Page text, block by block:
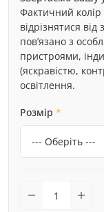
Фактичний колір
відрізнятися
пов’язано з
пристроями,
(яскравістю,
освітлення.
Розмір *